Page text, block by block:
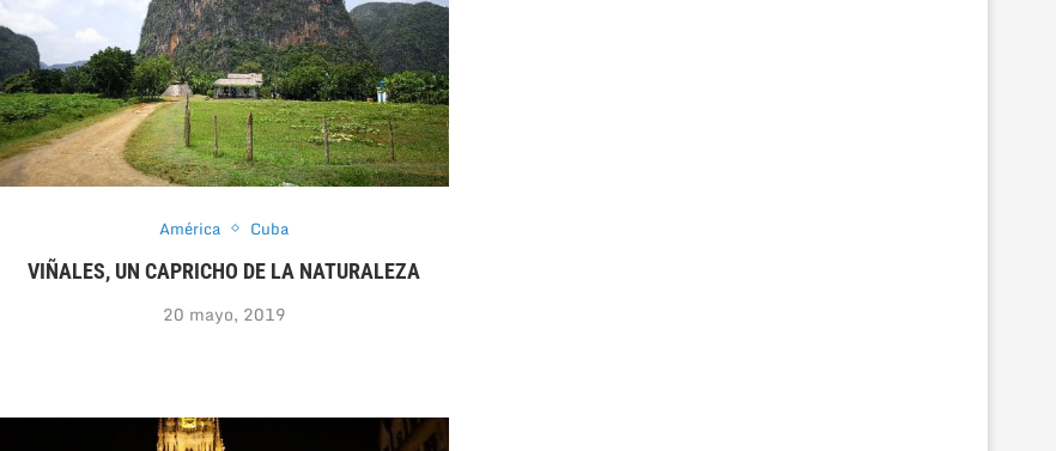
América Cuba
VIÑALES, UN CAPRICHO DE LA NATURALEZA
20 mayo, 2019